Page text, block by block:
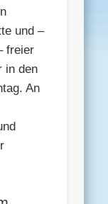
und –
freier
in den
An